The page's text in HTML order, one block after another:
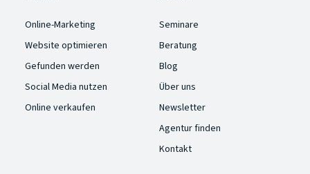
Online-Marketing
Website optimieren
Gefunden werden
Social Media nutzen
Online verkaufen
Seminare
Beratung
Blog
Über uns
Newsletter
Agentur finden
Kontakt